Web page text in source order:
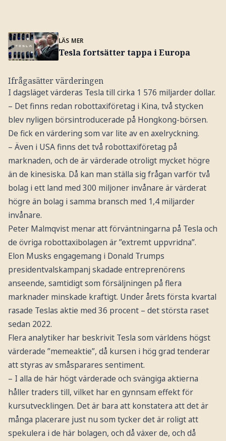
LÄS MER
Tesla fortsätter tappa i Europa
Ifrågasätter värderingen
I dagsläget värderas Tesla till cirka 1 576 miljarder dollar.
– Det finns redan robottaxiföretag i Kina, två stycken
blev nyligen börsintroducerade på Hongkong-börsen.
De fick en värdering som var lite av en axelryckning.
– Även i USA finns det två robottaxiföretag på
marknaden, och de är värderade otroligt mycket högre
än de kinesiska. Då kan man ställa sig frågan varför två
bolag i ett land med 300 miljoner invånare är värderat
högre än bolag i samma bransch med 1,4 miljarder
invånare.
Peter Malmqvist menar att förväntningarna på Tesla och
de övriga robottaxibolagen är ”extremt uppvridna”.
Elon Musks engagemang i Donald Trumps
presidentvalskampanj skadade entreprenörens
anseende, samtidigt som försäljningen på flera
marknader minskade kraftigt. Under årets första kvartal
rasade Teslas aktie med 36 procent – det största raset
sedan 2022.
Flera analytiker har beskrivit Tesla som världens högst
värderade ”memeaktie”, då kursen i hög grad tenderar
att styras av småsparares sentiment.
– I alla de här högt värderade och svängiga aktierna
håller traders till, vilket har en gynnsam effekt för
kursutvecklingen. Det är bara att konstatera att det är
många placerare just nu som tycker det är roligt att
spekulera i de här bolagen, och då växer de, och då